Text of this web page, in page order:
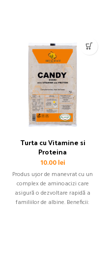
Turta cu Vitamine si
Proteina
10.00lei
Produs ușor de manevrat cu un
complex de aminoacizi care
asigură o dezvoltare rapidă a
familiilor de albine. Beneficii: